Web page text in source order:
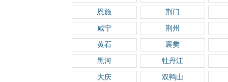
恩施 荆门
咸宁 荆州
黄石 襄樊
黑河 牡丹江
大庆 双鸭山